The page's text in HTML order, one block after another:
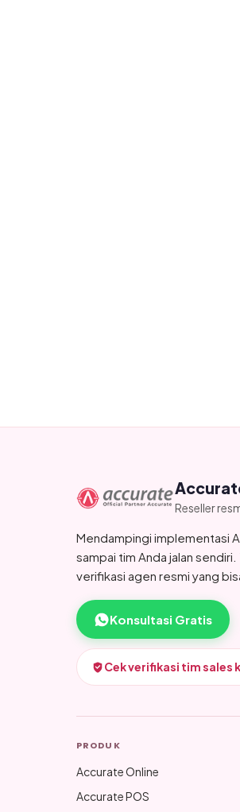
Reseller
Mendampingi implementasi
sampai tim Anda jalan sendiri.
verifikasi agen resmi yang
Konsultasi Gratis
Cek verifikasi tim sales
PRODUK
Accurate Online
Accurate POS